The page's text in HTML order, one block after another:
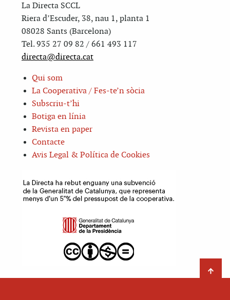
La Directa SCCL
Riera d’Escuder, 38, nau 1, planta 1
08028 Sants (Barcelona)
Tel. 935 27 09 82 / 661 493 117
directa@directa.cat
Qui som
La Cooperativa / Fes-te’n sòcia
Subscriu-t’hi
Botiga en línia
Revista en paper
Contacte
Avis Legal & Política de Cookies